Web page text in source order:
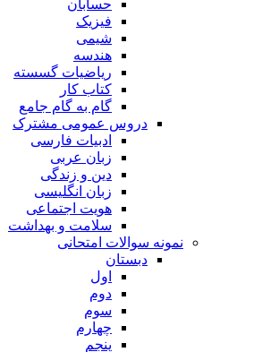
حسابان
فیزیک
شیمی
هندسه
ریاضیات گسسته
کتاب کار
گام به گام جامع
دروس عمومی مشترک
ادبیات فارسی
زبان عربی
دین و زندگی
زبان انگلیسی
هویت اجتماعی
سلامت و بهداشت
نمونه سوالات امتحانی
دبستان
اول
دوم
سوم
چهارم
پنجم